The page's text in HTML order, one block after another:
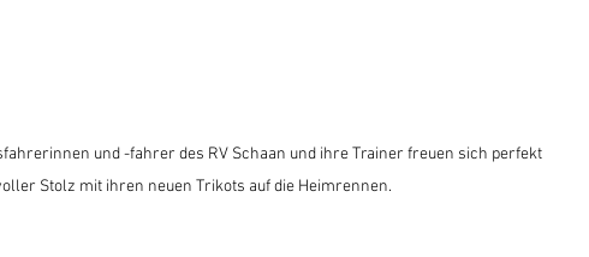
und -fahrer des RV Schaan und ihre Trainer freuen sich perfekt
Stolz mit ihren neuen Trikots auf die Heimrennen.